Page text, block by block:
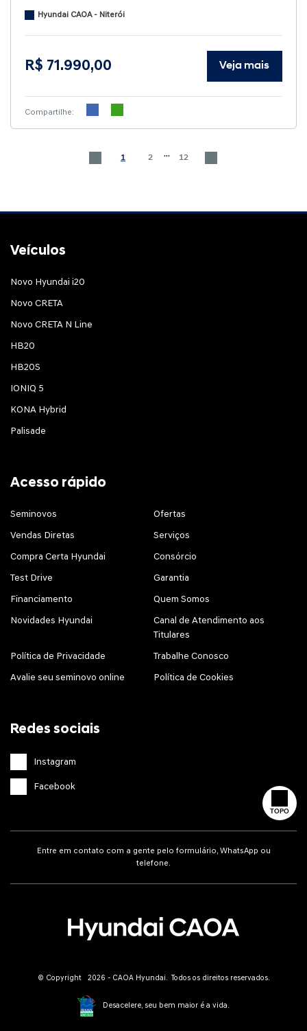
Hyundai CAOA - Niterói
R$ 71.990,00 Veja mais
Compartilhe:
1 2 ... 12
TOPO
Veículos
Novo Hyundai i20
Novo CRETA
Novo CRETA N Line
HB20
HB20S
IONIQ 5
KONA Hybrid
Palisade
Acesso rápido
Seminovos Ofertas
Vendas Diretas Serviços
Compra Certa Hyundai Consórcio
Test Drive Garantia
Financiamento Quem Somos
Novidades Hyundai
Canal de Atendimento aos
Titulares
Política de Privacidade Trabalhe Conosco
Avalie seu seminovo online Política de Cookies
Redes sociais
Instagram
Facebook
Entre em contato com a gente pelo formulário, WhatsApp ou
telefone.
© Copyright 2026 - CAOA Hyundai. Todos os direitos reservados.
Desacelere, seu bem maior é a vida.